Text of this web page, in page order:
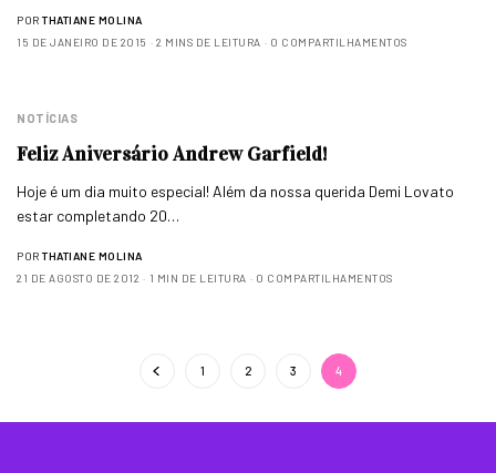
POR THATIANE MOLINA
15 DE JANEIRO DE 2015
2 MINS DE LEITURA 0 COMPARTILHAMENTOS
NOTÍCIAS
Feliz Aniversário Andrew Garfield!
Hoje é um dia muito especial! Além da nossa querida Demi Lovato
estar completando 20…
POR THATIANE MOLINA
21 DE AGOSTO DE 2012
1 MIN DE LEITURA 0 COMPARTILHAMENTOS
1 2 3 4